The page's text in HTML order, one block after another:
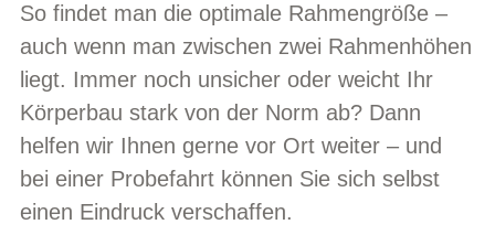
So findet man die optimale Rahmengröße –
auch wenn man zwischen zwei Rahmenhöhen
liegt. Immer noch unsicher oder weicht Ihr
Körperbau stark von der Norm ab? Dann
helfen wir Ihnen gerne vor Ort weiter – und
bei einer Probefahrt können Sie sich selbst
einen Eindruck verschaffen.